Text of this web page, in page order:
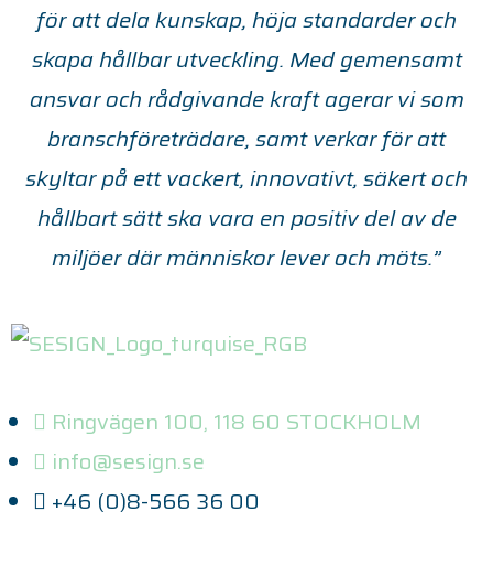
för att dela kunskap, höja standarder och
skapa hållbar utveckling. Med gemensamt
ansvar och rådgivande kraft agerar vi som
branschföreträdare, samt verkar för att
skyltar på ett vackert, innovativt, säkert och
hållbart sätt ska vara en positiv del av de
miljöer där människor lever och möts.”
Ringvägen 100, 118 60 STOCKHOLM
info@sesign.se
+46 (0)8-566 36 00